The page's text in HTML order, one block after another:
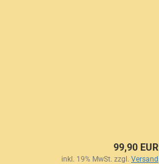
99,90 EUR
inkl. 19% MwSt. zzgl. Versand